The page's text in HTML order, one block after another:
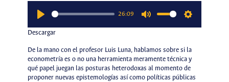
26:09
Descargar
De la mano con el profesor Luis Luna, hablamos sobre si la
econometría es o no una herramienta meramente técnica y
qué papel juegan las posturas heterodoxas al momento de
proponer nuevas epistemologías así como políticas públicas